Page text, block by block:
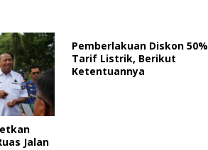
Jalan
Pemberlakuan Diskon 50%
Tarif Listrik, Berikut
Ketentuannya